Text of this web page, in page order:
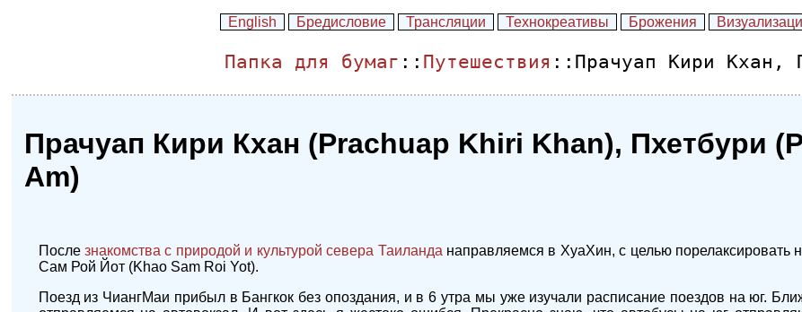
English Бредисловие Трансляции Технокреативы Брожения
Папка для бумаг :: Путешествия ::Прачуап Кири Кхан,
Прачуап Кири Кхан (Prachuap Khiri Khan), Пхетбури
Am)
Послезнакомства с природой и культурой севера Таиланда направляемся в ХуаХин, с целью порелаксировать
Сам Рой Йот (Khao Sam Roi Yot).
Поезд из ЧиангМаи прибыл в Бангкок без опоздания, и в 6 утра мы уже изучали расписание поездов на юг.